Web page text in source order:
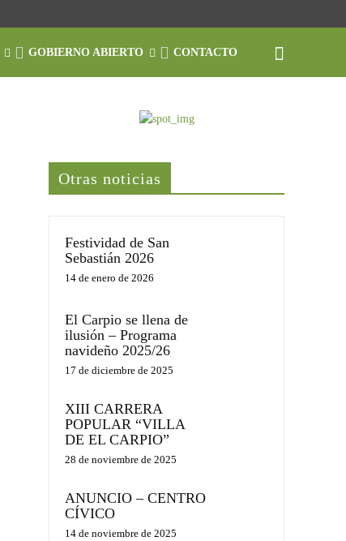
GOBIERNO ABIERTO CONTACTO
Otras noticias
Festividad de San
Sebastián 2026
14 de enero de 2026
El Carpio se llena de
ilusión – Programa
navideño 2025/26
17 de diciembre de 2025
XIII CARRERA
POPULAR “VILLA
DE EL CARPIO”
28 de noviembre de 2025
ANUNCIO – CENTRO
CÍVICO
14 de noviembre de 2025